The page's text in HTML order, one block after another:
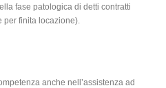
fase patologica di detti contratti
per finita locazione).
anche nell’assistenza ad